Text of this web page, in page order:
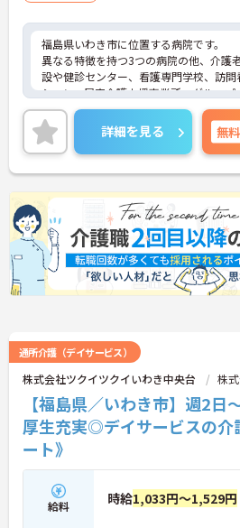
福島県いわき市に位置する病院です。
異なる特徴を持つ3つの病院の他、介護
設や健診センター、看護専門学校、訪問
ション、居宅介護支援事業所、グループ
営している法人です。
教育体制にも力を入れており、働きなが
ップも目指せます。
ご興味ある方には、面接対策ポイントな
詳細をお話しいたしますのでお気軽にご
い！
詳細を見る 無料
通所介護（デイサービス）
株式会社ツクイツクイいわき中央台 株
【福島県／いわき市】週2日
厚生充実◎デイサービスの介
ート》
給料 時給1,033円～1,529円